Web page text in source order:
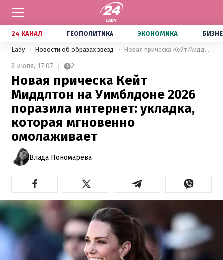
24 КАНАЛ ГЕОПОЛИТИКА ЭКОНОМИКА
Lady Новости об образах звезд Новая прическа Кейт Миддлтон на Уимблдоне 2026 поразила интернет: укладка, которая мгновенно омолаживает
3 июля, 17:07 2
Новая прическа Кейт
Миддлтон на Уимблдоне 2026
поразила интернет: укладка,
которая мгновенно
омолаживает
Влада Пономарева